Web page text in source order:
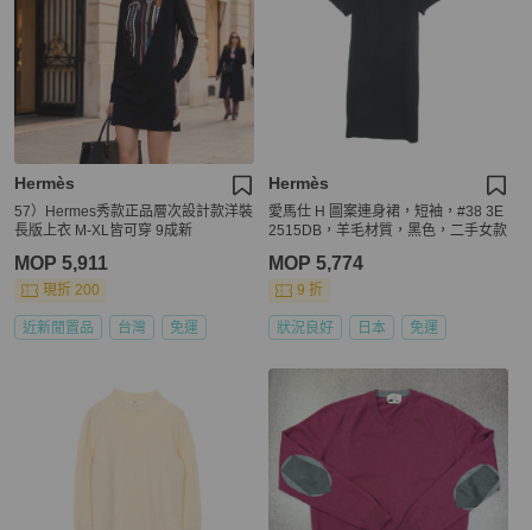
Hermès
57）Hermes秀款正品層次設計款洋裝
長版上衣 M-XL皆可穿 9成新
MOP 5,911
現折 200
近新閒置品 台灣 免運
Hermès
愛馬仕 H 圖案連身裙，短袖，#38 3E
2515DB，羊毛材質，黑色，二手女款
MOP 5,774
9 折
狀況良好 日本 免運